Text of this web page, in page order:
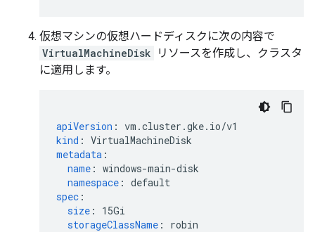
仮想マシンの仮想ハードディスクに次の内容で
VirtualMachineDisk
リソースを作成し、クラスタ
に適用します。
apiVersion : vm.cluster.gke.io/v1
kind : VirtualMachineDisk
metadata :
name : windows-main-disk
namespace : default
spec :
size :
15Gi
storageClassName : robin